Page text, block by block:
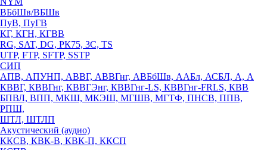
ВБбШв/ВБШв
ПуВ, ПуГВ
КГ, КГН, КГВВ
RG, SAT, DG, РК75, 3С, TS
UTP, FTP, SFTP, SSTP
СИП
АПВ, АПУНП, АВВГ, АВВГнг, АВБбШв, ААБл, АСБЛ, А, А
КВВГ, КВВГнг, КВВГЭнг, КВВГнг-LS, КВВГнг-FRLS, КВВ
БПВЛ, ВПП, МКШ, МКЭШ, МГШВ, МГТФ, ПНСВ, ППВ,
РПШ,
ШТЛ, ШТЛП
Акустический (аудио)
ККСВ, КВК-В, КВК-П, ККСП